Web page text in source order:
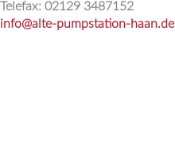
Telefax: 02129 3487152
info@alte-pumpstation-haan.de